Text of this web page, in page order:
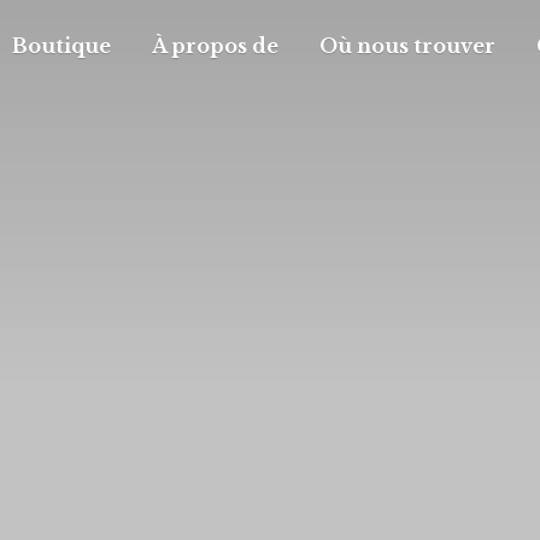
Boutique À propos de Où nous trouver